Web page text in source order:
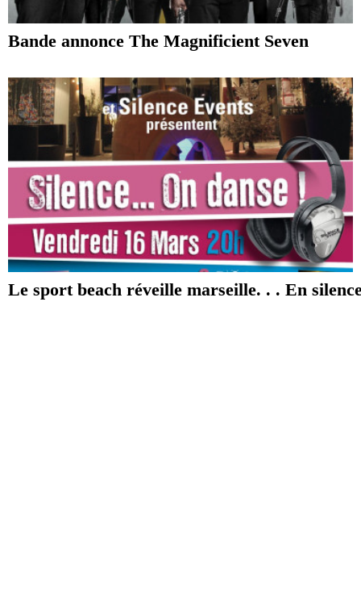
Bande annonce The Magnificient Seven
Le sport beach réveille marseille. . . En